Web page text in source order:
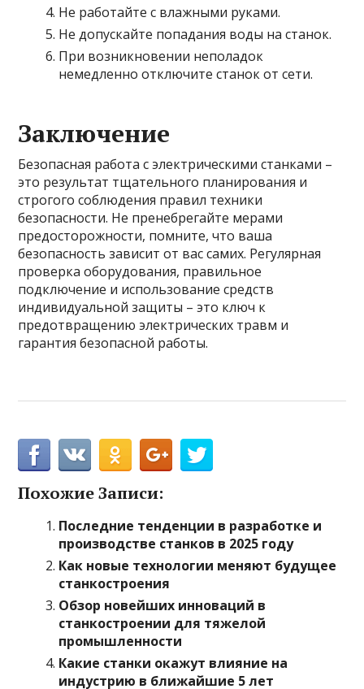
Не работайте с влажными руками.
Не допускайте попадания воды на станок.
При возникновении неполадок
немедленно отключите станок от сети.
Заключение
Безопасная работа с электрическими станками –
это результат тщательного планирования и
строгого соблюдения правил техники
безопасности. Не пренебрегайте мерами
предосторожности, помните, что ваша
безопасность зависит от вас самих. Регулярная
проверка оборудования, правильное
подключение и использование средств
индивидуальной защиты – это ключ к
предотвращению электрических травм и
гарантия безопасной работы.
Похожие Записи:
Последние тенденции в разработке и
производстве станков в 2025 году
Как новые технологии меняют будущее
станкостроения
Обзор новейших инноваций в
станкостроении для тяжелой
промышленности
Какие станки окажут влияние на
индустрию в ближайшие 5 лет